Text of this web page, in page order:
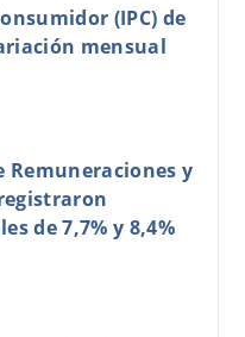
(IPC) de
mensual
Remuneraciones y
de 7,7% y 8,4%